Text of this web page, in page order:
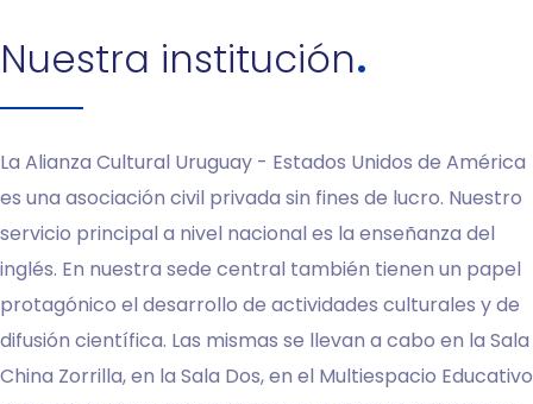
Nuestra institución
La Alianza Cultural Uruguay - Estados Unidos de América
es una asociación civil privada sin fines de lucro. Nuestro
servicio principal a nivel nacional es la enseñanza del
inglés. En nuestra sede central también tienen un papel
protagónico el desarrollo de actividades culturales y de
difusión científica. Las mismas se llevan a cabo en la Sala
China Zorrilla, en la Sala Dos, en el Multiespacio Educativo